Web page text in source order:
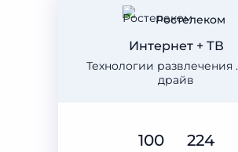
Ростелеком
Технологии развлечения
драйв
Интернет + ТВ
100 224